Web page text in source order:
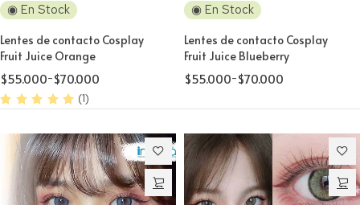
◉ En Stock
Lentes de contacto Cosplay
Fruit Juice Orange
$55.000-$70.000
(1)
◉ En Stock
Lentes de contacto Cosplay
Fruit Juice Blueberry
$55.000-$70.000